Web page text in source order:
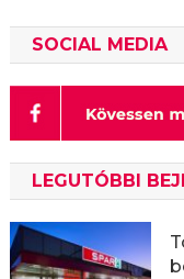
SOCIAL MEDIA
LEGUTÓBBI